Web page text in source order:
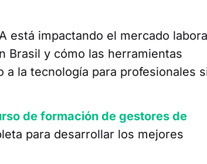
está impactando el mercado
Brasil y cómo las herramientas
a la tecnología para profesionales
de formación de gestores de
para desarrollar los mejores